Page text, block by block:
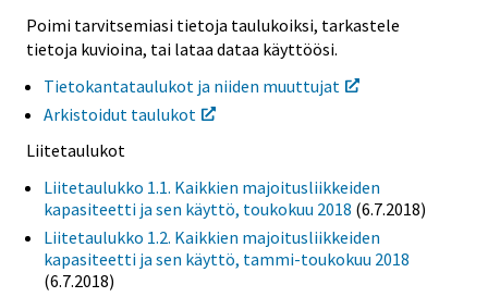
Poimi tarvitsemiasi tietoja taulukoiksi, tarkastele
tietoja kuvioina, tai lataa dataa käyttöösi.
Tietokantataulukot ja niiden muuttujat
Arkistoidut taulukot
Liitetaulukot
Liitetaulukko 1.1. Kaikkien majoitusliikkeiden
kapasiteetti ja sen käyttö, toukokuu 2018 (6.7.2018)
Liitetaulukko 1.2. Kaikkien majoitusliikkeiden
kapasiteetti ja sen käyttö, tammi-toukokuu 2018
(6.7.2018)